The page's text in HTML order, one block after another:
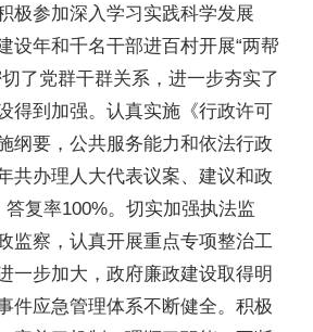
参加深入学习实践科学发展
设年和千名干部进百村开展“两帮
了党群干群关系，进一步夯实了
得到加强。认真实施《行政许可
纲要，公共服务能力和依法行政
共办理人大代表议案、建议和政
复率100%。切实加强执法监
监察，认真开展重点专项整治工
一步加大，政府廉政建设取得明
件应急管理体系不断健全。积极